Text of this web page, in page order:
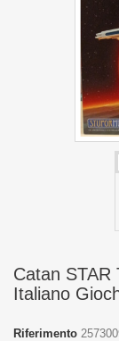
Catan STAR
Italiano
Riferimento